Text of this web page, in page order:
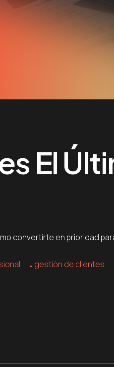
El
convertirte en prioridad
gestión de clientes